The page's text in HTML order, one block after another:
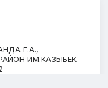
Г.А.,
ИМ.КАЗЫБЕК